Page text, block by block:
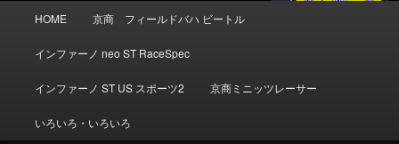
HOME 京商 フィールドバハ ビートル
インファーノ neo ST RaceSpec
インファーノ ST US スポーツ2 京商ミニッツレーサー
いろいろ・いろいろ